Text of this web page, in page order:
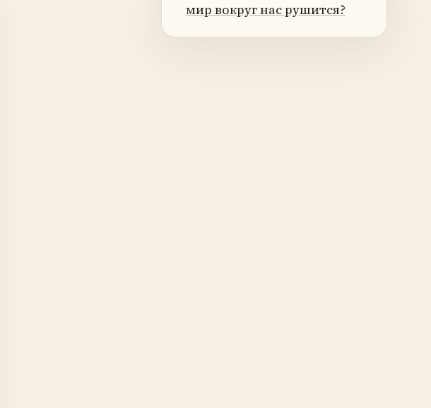
мир вокруг нас рушится?